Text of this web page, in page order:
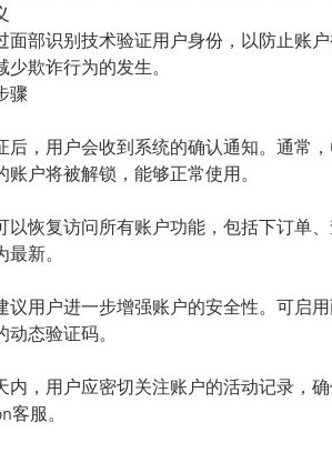
面部识别技术验证用户身份，以防止账
欺诈行为的发生。
骤
后，用户会收到系统的确认通知。通常
户将被解锁，能够正常使用。
以恢复访问所有账户功能，包括下订单
新。
议用户进一步增强账户的安全性。可启
态验证码。
内，用户应密切关注账户的活动记录，
服。